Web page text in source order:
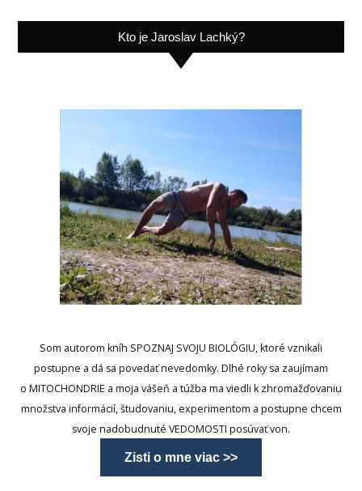
Kto je Jaroslav Lachký?
Som autorom kníh SPOZNAJ SVOJU BIOLÓGIU, ktoré vznikali
postupne a dá sa povedať nevedomky. Dlhé roky sa zaujímam
o MITOCHONDRIE a moja vášeň a túžba ma viedli k zhromažďovaniu
množstva informácií, študovaniu, experimentom a postupne chcem
svoje nadobudnuté VEDOMOSTI posúvať von.
Zisti o mne viac >>